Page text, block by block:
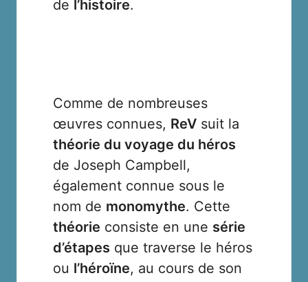
de l’histoire.
Comme de nombreuses
œuvres connues, ReV suit la
théorie du voyage du héros
de Joseph Campbell,
également connue sous le
nom de monomythe. Cette
théorie consiste en une série
d’étapes que traverse le héros
ou l’héroïne, au cours de son